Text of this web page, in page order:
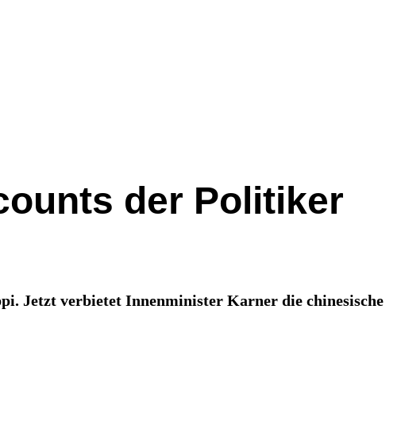
der Politiker
Jetzt verbietet Innenminister Karner die chinesische